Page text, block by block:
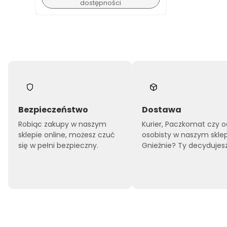
dostępności
Bezpieczeństwo
Robiąc zakupy w naszym
sklepie online, możesz czuć
się w pełni bezpieczny.
Dostawa
Kurier, Paczkomat czy
osobisty w naszym
Gnieźnie? Ty